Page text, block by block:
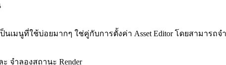
ป็นเมนูที่ใช้บ่อยมากๆ ใช่คู่กับการตั้งค่า Asset Editor โดยสามาร
จำลองสถานะ Render